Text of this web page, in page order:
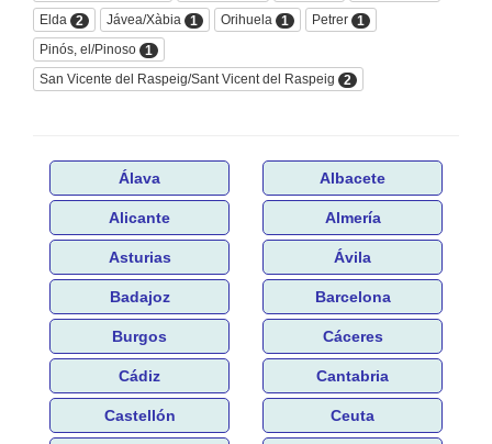
Elda
2 Jávea/Xàbia 1 Orihuela 1 Petrer 1
Pinós, el/Pinoso 1
San Vicente del Raspeig/Sant Vicent del Raspeig
2
Álava Albacete
Alicante Almería
Asturias Ávila
Badajoz Barcelona
Burgos Cáceres
Cádiz Cantabria
Castellón Ceuta